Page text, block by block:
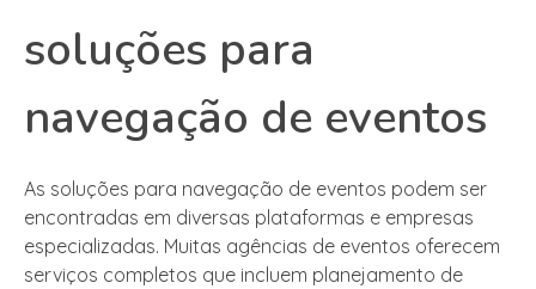
soluções para
navegação de eventos
As soluções para navegação de eventos podem ser
encontradas em diversas plataformas e empresas
especializadas. Muitas agências de eventos oferecem
serviços completos que incluem planejamento de